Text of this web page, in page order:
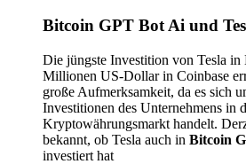
Bitcoin GPT Bot Ai und
Die jüngste Investition von Tesla in
Millionen US-Dollar in Coinbase
große Aufmerksamkeit, da es sich
Investitionen des Unternehmens in
Kryptowährungsmarkt handelt.
bekannt, ob Tesla auch in Bitcoin
investiert hat